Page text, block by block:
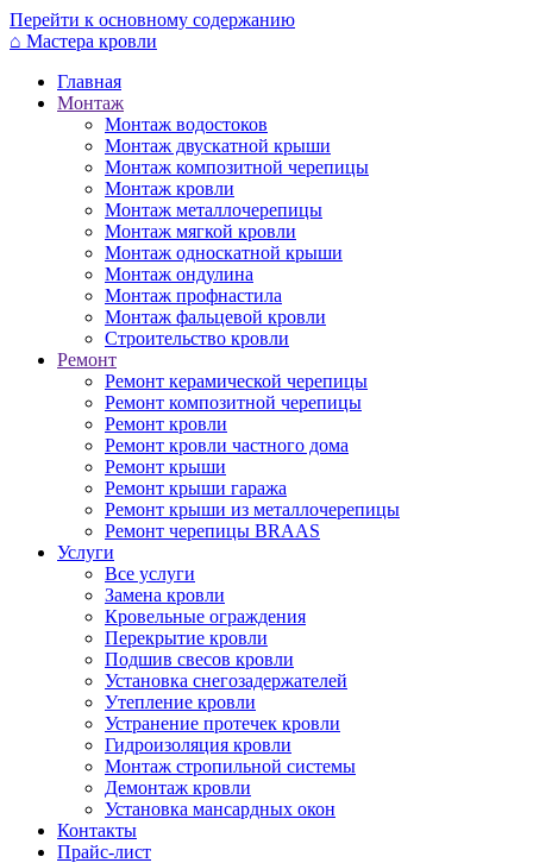
Перейти к основному содержанию
⌂ Мастера кровли
Главная
Монтаж
Монтаж водостоков
Монтаж двускатной крыши
Монтаж композитной черепицы
Монтаж кровли
Монтаж металлочерепицы
Монтаж мягкой кровли
Монтаж односкатной крыши
Монтаж ондулина
Монтаж профнастила
Монтаж фальцевой кровли
Строительство кровли
Ремонт
Ремонт керамической черепицы
Ремонт композитной черепицы
Ремонт кровли
Ремонт кровли частного дома
Ремонт крыши
Ремонт крыши гаража
Ремонт крыши из металлочерепицы
Ремонт черепицы BRAAS
Услуги
Все услуги
Замена кровли
Кровельные ограждения
Перекрытие кровли
Подшив свесов кровли
Установка снегозадержателей
Утепление кровли
Устранение протечек кровли
Гидроизоляция кровли
Монтаж стропильной системы
Демонтаж кровли
Установка мансардных окон
Контакты
Прайс-лист